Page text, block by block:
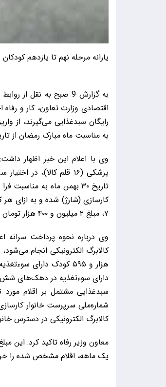
یارانه مرحله نهم تا یازدهم
به گزارش 9 صبح به نقل
‌به مناسبت ماه مبارک رمضان از تاریخ ۳۰ بهمن ماه ۱۴۰۴
وی با اعلام این خبر اظهار
تاریخ ۳۰ بهمن ماه به
۷، مبلغ ۲ میلیون و ۴۰۰ هزار تومان تخصیص یافته است.
وی درباره نحوه پرداخت
سبدغذایی مشتمل بر اقلام
شماره‌ملی سرپرست خانوار
کالابرگ الکترونیکی در دسترس
یک ماهه، اقلام مشخص شده را